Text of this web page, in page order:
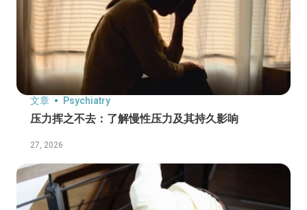
文章 Psychiatry
压力挥之不去：了解慢性压力及其持久影响
27, 2026